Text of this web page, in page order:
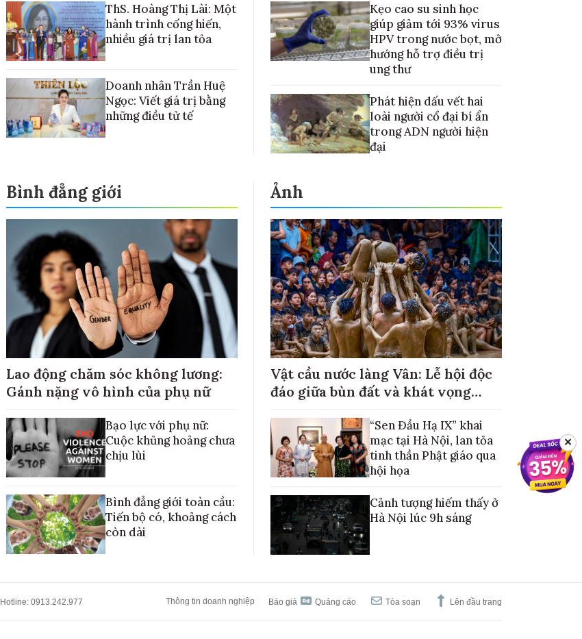
ThS. Hoàng Thị Lài: Một
hành trình cống hiến,
nhiều giá trị lan tỏa
Doanh nhân Trần Huệ
Ngọc: Viết giá trị bằng
những điều tử tế
Kẹo cao su sinh học
giúp giảm tới 93% virus
HPV trong nước bọt, mở
hướng hỗ trợ điều trị
ung thư
Phát hiện dấu vết hai
loài người cổ đại bí ẩn
trong ADN người hiện
đại
Bình đẳng giới
Lao động chăm sóc không lương:
Gánh nặng vô hình của phụ nữ
Bạo lực với phụ nữ:
Cuộc khủng hoảng chưa
chịu lùi
Bình đẳng giới toàn cầu:
Tiến bộ có, khoảng cách
còn dài
Ảnh
Vật cầu nước làng Vân: Lễ hội độc
đáo giữa bùn đất và khát vọng
“Sen Đầu Hạ IX” khai
mạc tại Hà Nội, lan tỏa
tinh thần Phật giáo qua
hội họa
Cảnh tượng hiếm thấy ở
Hà Nội lúc 9h sáng
Hotline: 0913.242.977 Thông tin doanh nghiệp Báo giá Quảng cáo Tòa soạn Lên đầu trang
✕